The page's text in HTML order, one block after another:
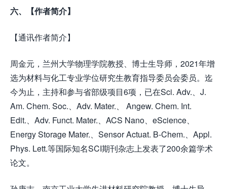
六、【作者简介】
【通讯作者简介】
周金元，兰州大学物理学院教授、博士生导师，2021年增
选为材料与化工专业学位研究生教育指导委员会委员。迄
今为止，主持和参与省部级项目6项，已在Sci. Adv.、J.
Am. Chem. Soc.、Adv. Mater.、 Angew. Chem. Int.
Edit.、Adv. Funct. Mater.、ACS Nano、eScience、
Energy Storage Mater.、Sensor Actuat. B-Chem.、Appl.
Phys. Lett.等国际知名SCI期刊杂志上发表了200余篇学术
论文。